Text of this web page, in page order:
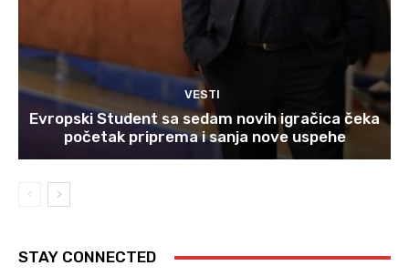
VESTI
Evropski Student sa sedam novih igračica čeka
početak priprema i sanja nove uspehe
STAY CONNECTED